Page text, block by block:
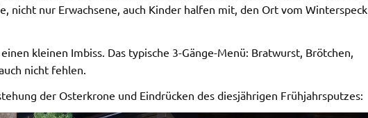
nicht nur Erwachsene, auch Kinder halfen mit, den Ort vom Winterspeck
kleinen Imbiss. Das typische 3-Gänge-Menü: Bratwurst, Brötchen,
nicht fehlen.
der Osterkrone und Eindrücken des diesjährigen Frühjahrsputzes: